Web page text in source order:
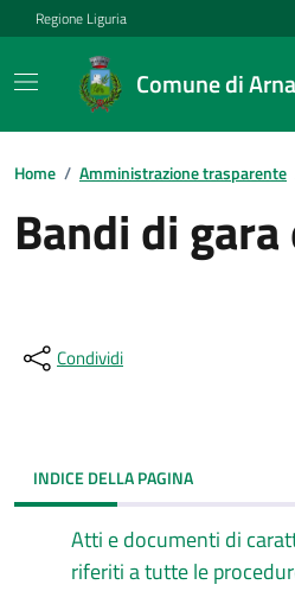
Regione Liguria
Comune di
Home / Amministrazione trasparente
Bandi di
Condividi
INDICE DELLA PAGINA
Atti e documenti di
riferiti a tutte le